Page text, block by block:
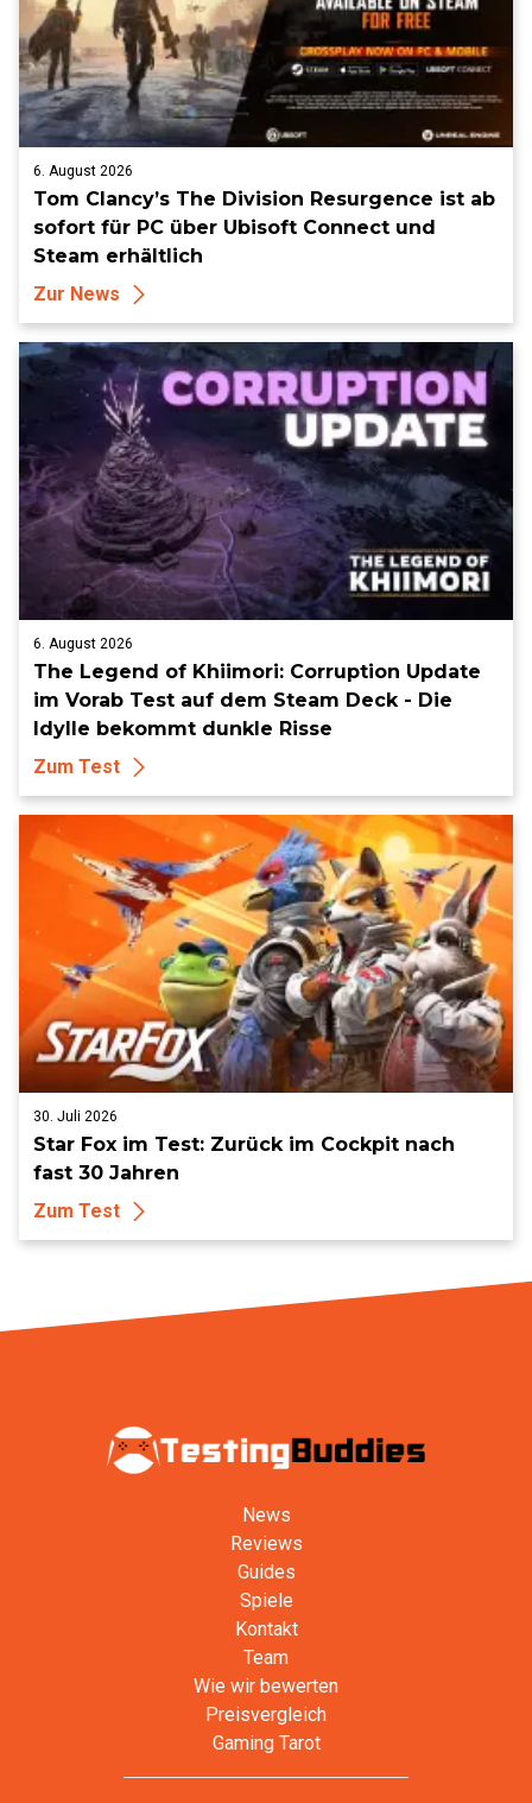
6. August 2026
Tom Clancy’s The Division Resurgence ist ab
sofort für PC über Ubisoft Connect und
Steam erhältlich
Zur News
6. August 2026
The Legend of Khiimori: Corruption Update
im Vorab Test auf dem Steam Deck - Die
Idylle bekommt dunkle Risse
Zum Test
30. Juli 2026
Star Fox im Test: Zurück im Cockpit nach
fast 30 Jahren
Zum Test
News
Reviews
Guides
Spiele
Kontakt
Team
Wie wir bewerten
Preisvergleich
Gaming Tarot